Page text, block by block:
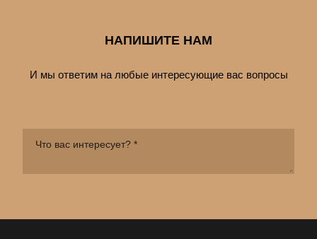
НАПИШИТЕ НАМ
И мы ответим на любые интересующие вас вопросы